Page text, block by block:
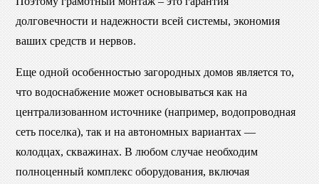
долговечности и надежности всей системы, экономия
ваших средств и нервов.
Еще одной особенностью загородных домов является то,
что водоснабжение может основываться как на
централизованном источнике (например, водопроводная
сеть поселка), так и на автономных вариантах —
колодцах, скважинах. В любом случае необходим
полноценный комплекс оборудования, включая